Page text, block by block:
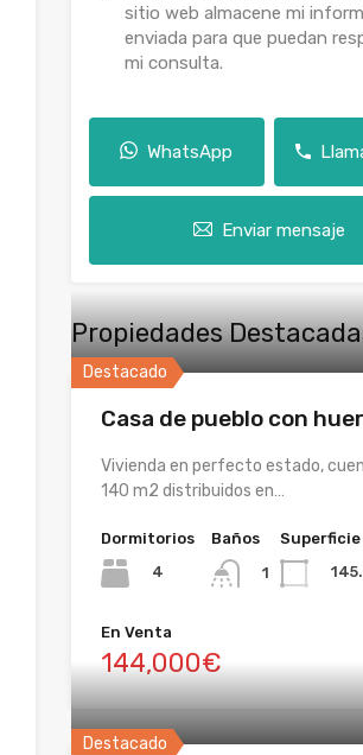
sitio web almacene mi
enviada para que puedan
mi consulta.
WhatsApp
Enviar mensaje
Propiedades
Destacado
Casa de pueblo con
Vivienda en perfecto estado,
140 m2 distribuidos en…
Dormitorios
4
Baños
1
Superficie
En Venta
144,000€
Destacado